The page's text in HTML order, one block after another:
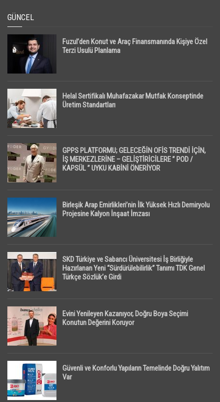
GÜNCEL
Fuzul’den Konut ve Araç Finansmanında Kişiye Özel
Terzi Usulü Planlama
Helal Sertifikalı Muhafazakar Mutfak Konseptinde
Üretim Standartları
GPPS PLATFORMU; GELECEĞİN OFİS TRENDİ İÇİN,
İŞ MERKEZLERİNE – GELİŞTİRİCİLERE ” POD /
KAPSÜL ” UYKU KABİNİ ÖNERİYOR
Birleşik Arap Emirlikleri’nin İlk Yüksek Hızlı Demiryolu
Projesine Kalyon İnşaat İmzası
SKD Türkiye ve Sabancı Üniversitesi İş Birliğiyle
Hazırlanan Yeni “Sürdürülebilirlik” Tanımı TDK Genel
Türkçe Sözlük’e Girdi
Evini Yenileyen Kazanıyor, Doğru Boya Seçimi
Konutun Değerini Koruyor
Güvenli ve Konforlu Yapıların Temelinde Doğru Yalıtım
Var